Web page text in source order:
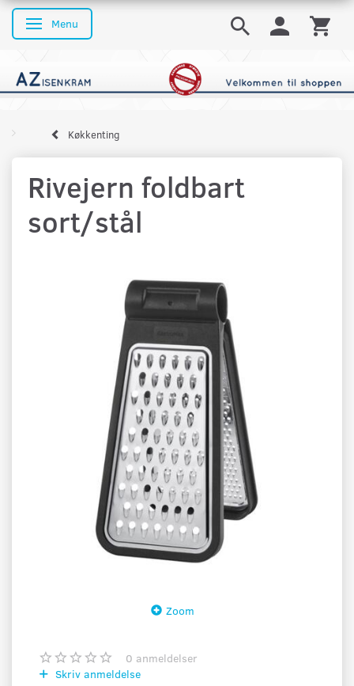
Skifte navigation
Menu
Køkkenting
Rivejern foldbart
sort/stål
Zoom
0 anmeldelser
Skriv anmeldelse